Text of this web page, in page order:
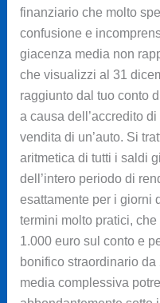
finanziario che molto
confusione e
giacenza media non
che visualizzi al 31
raggiunto dal tuo conto
a causa dell’accredito
vendita di un’auto. Si
aritmetica di tutti i saldi
dell’intero periodo di
esattamente per i giorni
termini molto pratici,
1.000 euro sul conto e
bonifico straordinario
media complessiva